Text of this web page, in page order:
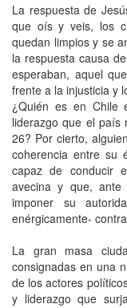
La respuesta de
que oís y veis, los
quedan limpios y se
la respuesta causa
esperaban, aquel
frente a la injusticia y
¿Quién es en
liderazgo que el país
26? Por cierto,
coherencia entre su
capaz de conducir
avecina y que, ante
imponer su
enérgicamente-
La gran masa
consignadas en una
de los actores
y liderazgo que